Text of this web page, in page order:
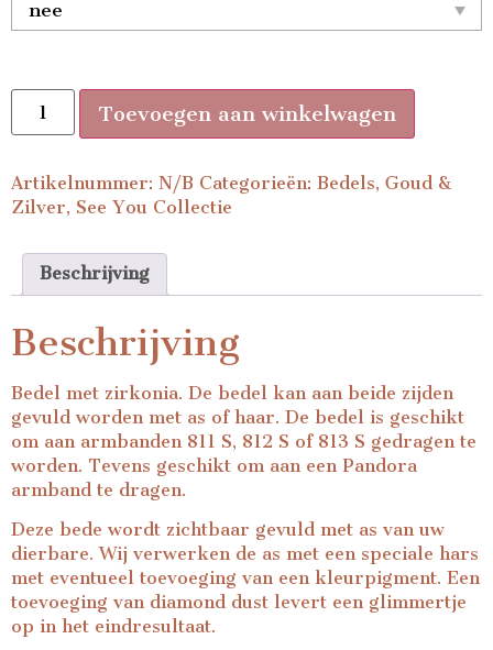
Toevoegen aan winkelwagen
Artikelnummer: N/B Categorieën: Bedels, Goud &
Zilver, See You Collectie
Beschrijving
Beschrijving
Bedel met zirkonia. De bedel kan aan beide zijden
gevuld worden met as of haar. De bedel is geschikt
om aan armbanden 811 S, 812 S of 813 S gedragen te
worden. Tevens geschikt om aan een Pandora
armband te dragen.
Deze bede wordt zichtbaar gevuld met as van uw
dierbare. Wij verwerken de as met een speciale hars
met eventueel toevoeging van een kleurpigment. Een
toevoeging van diamond dust levert een glimmertje
op in het eindresultaat.